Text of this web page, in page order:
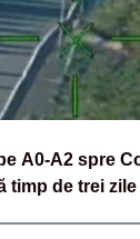
A0-A2 spre
timp de trei zile